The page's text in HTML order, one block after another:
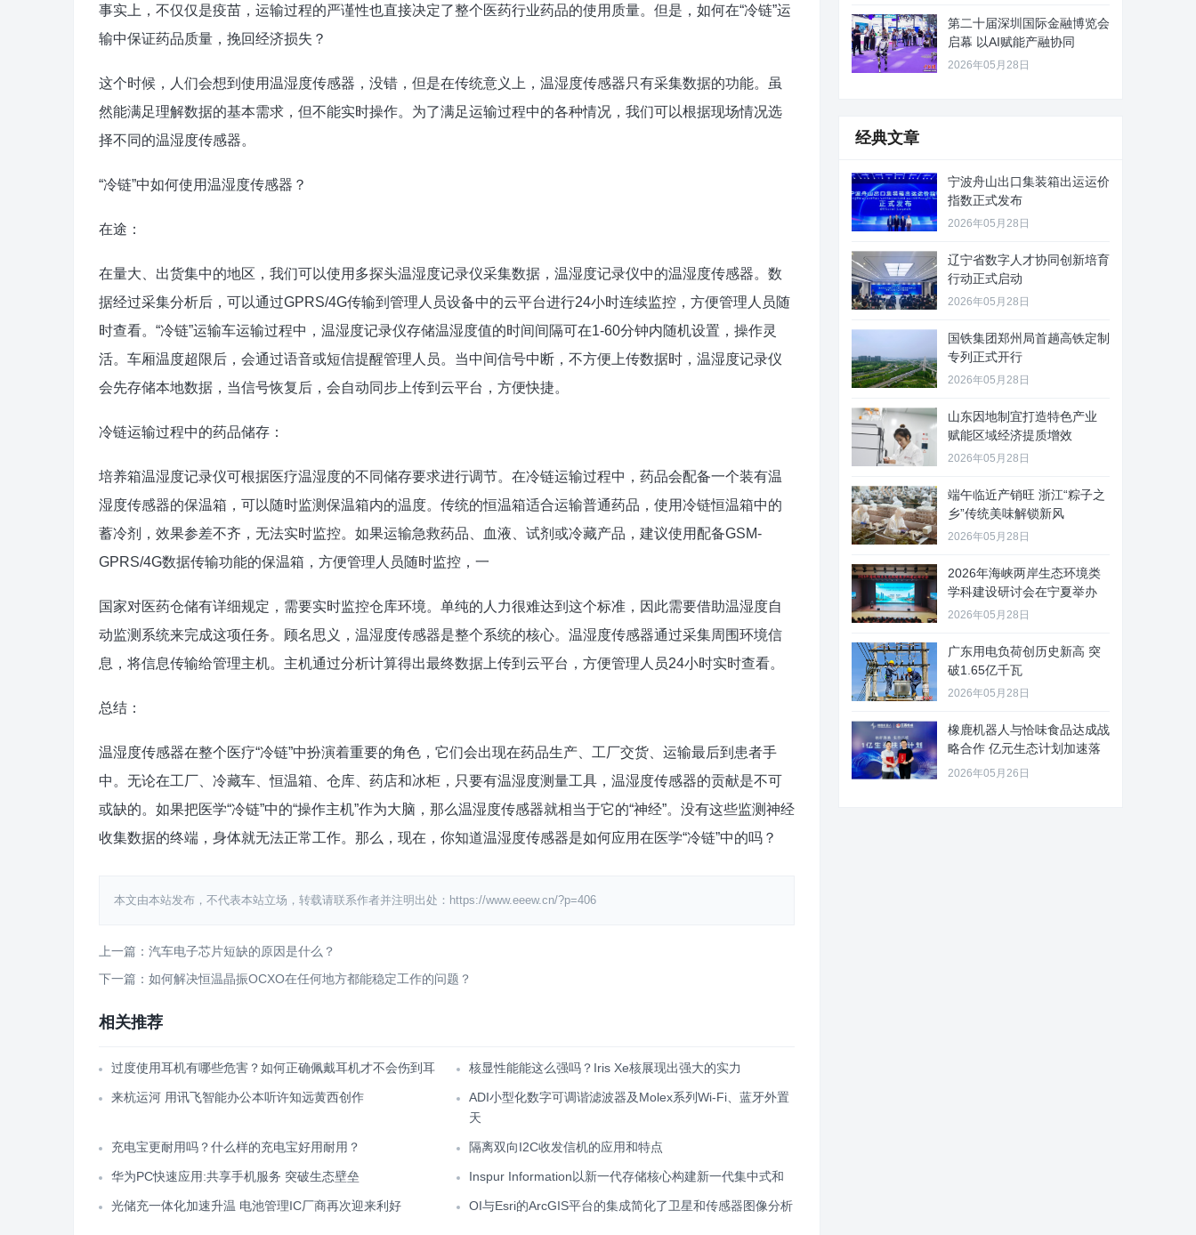
事实上，不仅仅是疫苗，运输过程的严谨性也直接决定了整个医药行业药品的使用质量。但是，如何在“冷链”运
输中保证药品质量，挽回经济损失？
这个时候，人们会想到使用温湿度传感器，没错，但是在传统意义上，温湿度传感器只有采集数据的功能。虽
然能满足理解数据的基本需求，但不能实时操作。为了满足运输过程中的各种情况，我们可以根据现场情况选
择不同的温湿度传感器。
“冷链”中如何使用温湿度传感器？
在途：
在量大、出货集中的地区，我们可以使用多探头温湿度记录仪采集数据，温湿度记录仪中的温湿度传感器。数
据经过采集分析后，可以通过GPRS/4G传输到管理人员设备中的云平台进行24小时连续监控，方便管理人员随
时查看。“冷链”运输车运输过程中，温湿度记录仪存储温湿度值的时间间隔可在1-60分钟内随机设置，操作灵
活。车厢温度超限后，会通过语音或短信提醒管理人员。当中间信号中断，不方便上传数据时，温湿度记录仪
会先存储本地数据，当信号恢复后，会自动同步上传到云平台，方便快捷。
冷链运输过程中的药品储存：
培养箱温湿度记录仪可根据医疗温湿度的不同储存要求进行调节。在冷链运输过程中，药品会配备一个装有温
湿度传感器的保温箱，可以随时监测保温箱内的温度。传统的恒温箱适合运输普通药品，使用冷链恒温箱中的
蓄冷剂，效果参差不齐，无法实时监控。如果运输急救药品、血液、试剂或冷藏产品，建议使用配备GSM-
GPRS/4G数据传输功能的保温箱，方便管理人员随时监控，一
国家对医药仓储有详细规定，需要实时监控仓库环境。单纯的人力很难达到这个标准，因此需要借助温湿度自
动监测系统来完成这项任务。顾名思义，温湿度传感器是整个系统的核心。温湿度传感器通过采集周围环境信
息，将信息传输给管理主机。主机通过分析计算得出最终数据上传到云平台，方便管理人员24小时实时查看。
总结：
温湿度传感器在整个医疗“冷链”中扮演着重要的角色，它们会出现在药品生产、工厂交货、运输最后到患者手
中。无论在工厂、冷藏车、恒温箱、仓库、药店和冰柜，只要有温湿度测量工具，温湿度传感器的贡献是不可
或缺的。如果把医学“冷链”中的“操作主机”作为大脑，那么温湿度传感器就相当于它的“神经”。没有这些监测神经
收集数据的终端，身体就无法正常工作。那么，现在，你知道温湿度传感器是如何应用在医学“冷链”中的吗？
本文由本站发布，不代表本站立场，转载请联系作者并注明出处：https://www.eeew.cn/?p=406
上一篇：汽车电子芯片短缺的原因是什么？
下一篇：如何解决恒温晶振OCXO在任何地方都能稳定工作的问题？
相关推荐
过度使用耳机有哪些危害？如何正确佩戴耳机才不会伤到耳 核显性能能这么强吗？Iris Xe核展现出强大的实力
来杭运河 用讯飞智能办公本听许知远黄西创作
ADI小型化数字可调谐滤波器及Molex系列Wi-Fi、蓝牙外置
天
充电宝更耐用吗？什么样的充电宝好用耐用？ 隔离双向I2C收发信机的应用和特点
华为PC快速应用:共享手机服务 突破生态壁垒 Inspur Information以新一代存储核心构建新一代集中式和
光储充一体化加速升温 电池管理IC厂商再次迎来利好 OI与Esri的ArcGIS平台的集成简化了卫星和传感器图像分析
第二十届深圳国际金融博览会
启幕 以AI赋能产融协同
2026年05月28日
经典文章
宁波舟山出口集装箱出运运价
指数正式发布
2026年05月28日
辽宁省数字人才协同创新培育
行动正式启动
2026年05月28日
国铁集团郑州局首趟高铁定制
专列正式开行
2026年05月28日
山东因地制宜打造特色产业
赋能区域经济提质增效
2026年05月28日
端午临近产销旺 浙江“粽子之
乡”传统美味解锁新风
2026年05月28日
2026年海峡两岸生态环境类
学科建设研讨会在宁夏举办
2026年05月28日
广东用电负荷创历史新高 突
破1.65亿千瓦
2026年05月28日
橡鹿机器人与恰味食品达成战
略合作 亿元生态计划加速落
地
2026年05月26日